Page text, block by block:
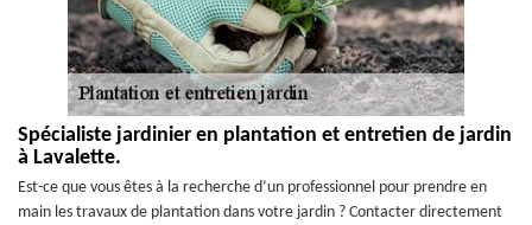
Spécialiste jardinier en plantation et entretien de jardin
à Lavalette.
Est-ce que vous êtes à la recherche d’un professionnel pour prendre en
main les travaux de plantation dans votre jardin ? Contacter directement